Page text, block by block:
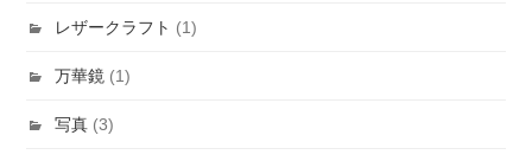
レザークラフト (1)
万華鏡 (1)
写真 (3)